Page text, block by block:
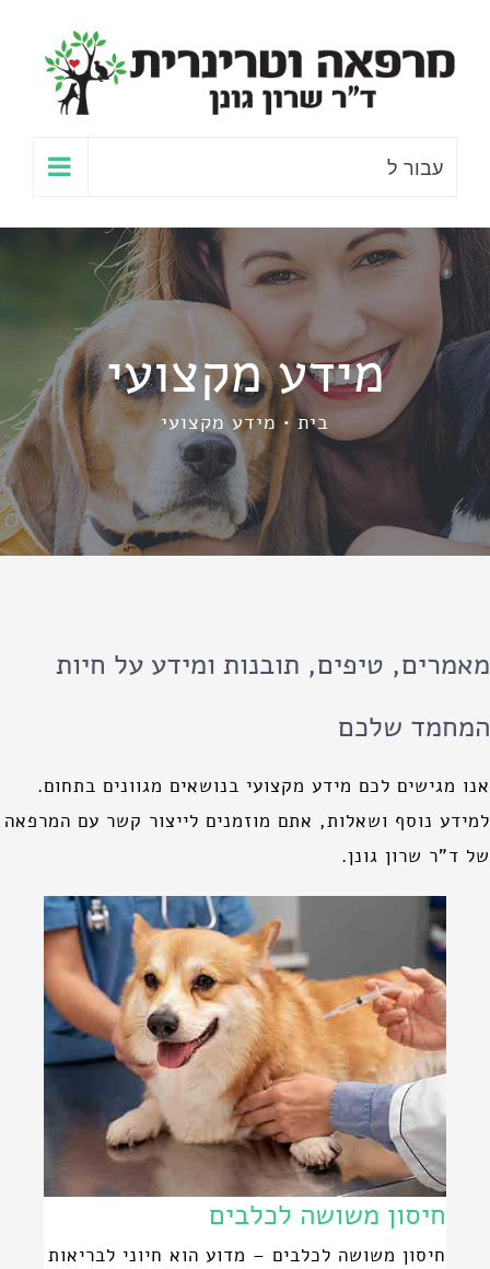
לתוכן
עבור ל
מידע מקצועי
בית מידע מקצועי
מאמרים, טיפים, תובנות ומידע על חיות
המחמד שלכם
אנו מגישים לכם מידע מקצועי בנושאים מגוונים בתחום.
למידע נוסף ושאלות, אתם מוזמנים לייצור קשר עם המרפאה
של ד"ר שרון גונן.
חיסון משושה לכלבים
חיסון משושה לכלבים – מדוע הוא חיוני לבריאות